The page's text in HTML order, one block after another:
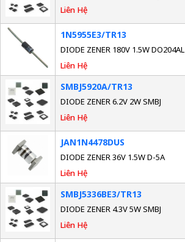
Liên Hệ
1N5955E3/TR13
DIODE ZENER 180V 1.5W DO204AL
Liên Hệ
SMBJ5920A/TR13
DIODE ZENER 6.2V 2W SMBJ
Liên Hệ
JAN1N4478DUS
DIODE ZENER 36V 1.5W D-5A
Liên Hệ
SMBJ5336BE3/TR13
DIODE ZENER 4.3V 5W SMBJ
Liên Hệ